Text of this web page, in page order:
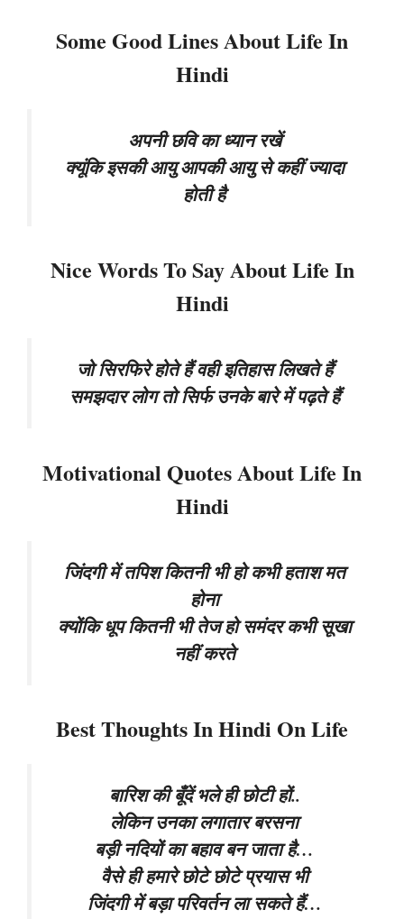
Some Good Lines About Life In
Hindi
अपनी छवि का ध्यान रखें
क्यूंकि इसकी आयु आपकी आयु से कहीं ज्यादा
होती है
Nice Words To Say About Life In
Hindi
जो सिरफिरे होते हैं वही इतिहास लिखते हैं
समझदार लोग तो सिर्फ उनके बारे में पढ़ते हैं
Motivational Quotes About Life In
Hindi
जिंदगी में तपिश कितनी भी हो कभी हताश मत
होना
क्योंकि धूप कितनी भी तेज हो समंदर कभी सूखा
नहीं करते
Best Thoughts In Hindi On Life
बारिश की बूँदें भले ही छोटी हों..
लेकिन उनका लगातार बरसना
बड़ी नदियों का बहाव बन जाता है…
वैसे ही हमारे छोटे छोटे प्रयास भी
जिंदगी में बड़ा परिवर्तन ला सकते हैं…